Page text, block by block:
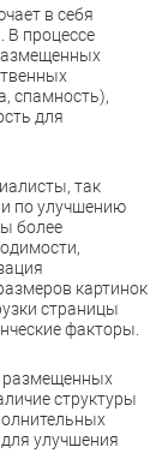
в себя
В процессе
спамность),
для
так
по улучшению
более
картинок
страницы
факторы.
размещенных
структуры
улучшения